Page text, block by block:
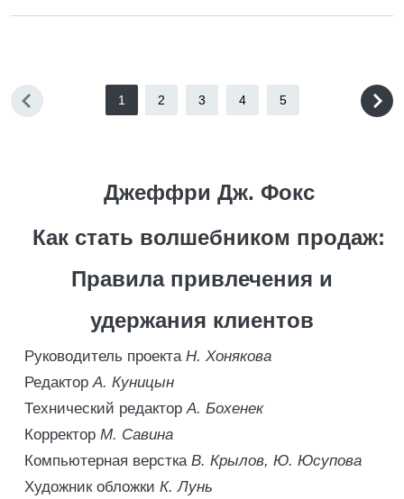
1 2 3 4 5
Джеффри Дж. Фокс
Как стать волшебником продаж:
Правила привлечения и
удержания клиентов
Руководитель проекта Н. Хонякова
РедакторА. Куницын
Технический редакторА. Бохенек
Корректор М. Савина
Компьютерная верстка В. Крылов, Ю. Юсупова
Художник обложки К. Лунь